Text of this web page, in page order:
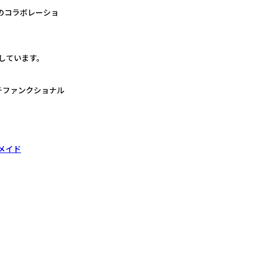
コラボレーショ
います。
ファンクショナル
イド